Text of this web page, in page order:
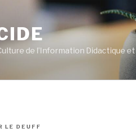
de l’Information Didactique
LE DEUFF